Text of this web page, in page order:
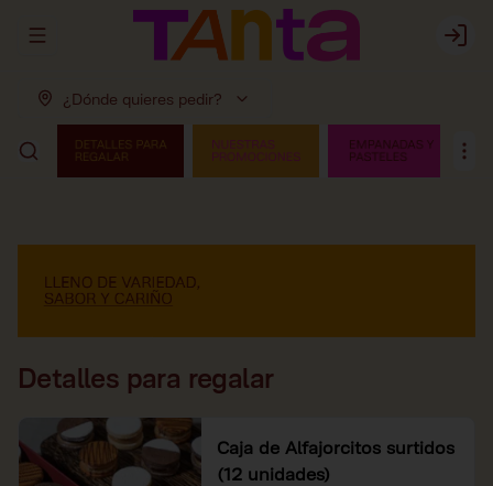
Abrir menu de navegación Login
¿Dónde quieres pedir?
Detalles para regalar
Caja de Alfajorcitos surtidos
(12 unidades)